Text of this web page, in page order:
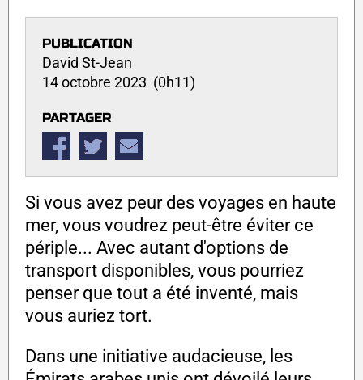
PUBLICATION
David St-Jean
14 octobre 2023 (0h11)
PARTAGER
Si vous avez peur des voyages en haute
mer, vous voudrez peut-être éviter ce
périple... Avec autant d'options de
transport disponibles, vous pourriez
penser que tout a été inventé, mais
vous auriez tort.
Dans une initiative audacieuse, les